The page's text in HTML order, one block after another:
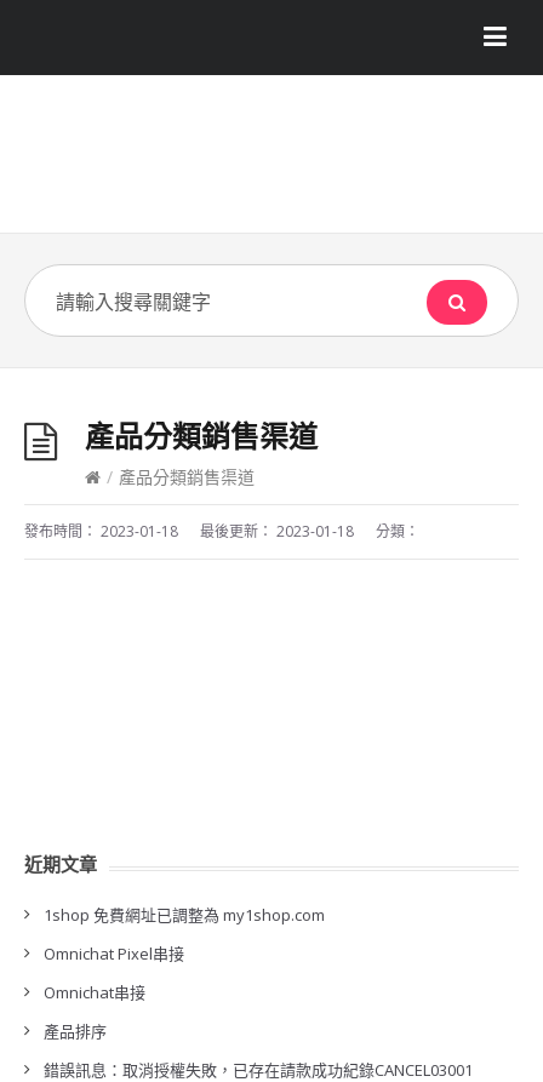
產品分類銷售渠道
/ 產品分類銷售渠道
發布時間： 2023-01-18 最後更新： 2023-01-18 分類：
近期文章
1shop 免費網址已調整為 my1shop.com
Omnichat Pixel串接
Omnichat串接
產品排序
錯誤訊息：取消授權失敗，已存在請款成功紀錄CANCEL03001